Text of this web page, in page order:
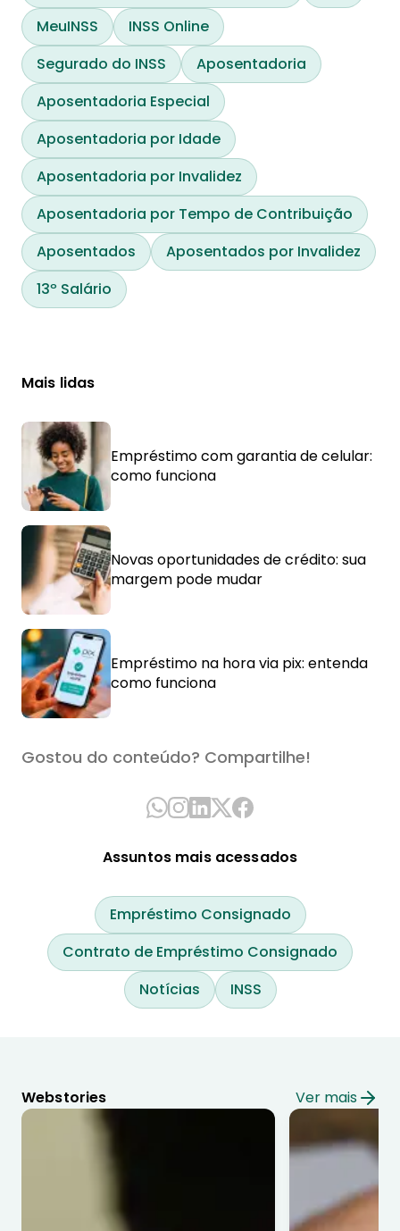
MeuINSS
INSS Online
Segurado do INSS
Aposentadoria
Aposentadoria Especial
Aposentadoria por Idade
Aposentadoria por Invalidez
Aposentadoria por Tempo de Contribuição
Aposentados
Aposentados por Invalidez
13º Salário
Mais lidas
Empréstimo com garantia de celular:
como funciona
Novas oportunidades de crédito: sua
margem pode mudar
Empréstimo na hora via pix: entenda
como funciona
Gostou do conteúdo? Compartilhe!
Assuntos mais acessados
Empréstimo Consignado
Contrato de Empréstimo Consignado
Notícias
INSS
Webstories Ver mais